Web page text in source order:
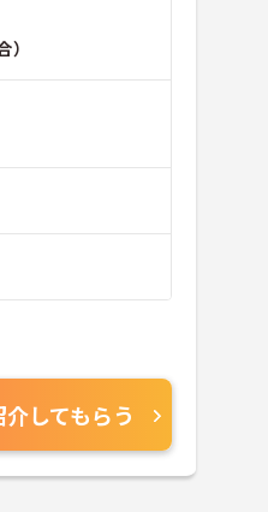
介してもらう